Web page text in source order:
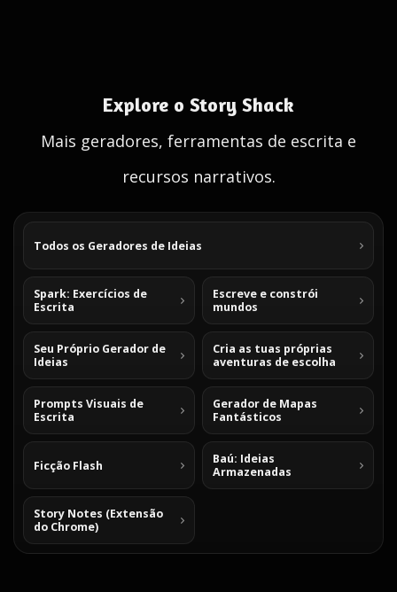
Explore o Story Shack
Mais geradores, ferramentas de escrita e
recursos narrativos.
Todos os Geradores de Ideias
Spark: Exercícios de
Escrita
Escreve e constrói
mundos
Seu Próprio Gerador de
Ideias
Cria as tuas próprias
aventuras de escolha
Prompts Visuais de
Escrita
Gerador de Mapas
Fantásticos
Ficção Flash
Baú: Ideias
Armazenadas
Story Notes (Extensão
do Chrome)